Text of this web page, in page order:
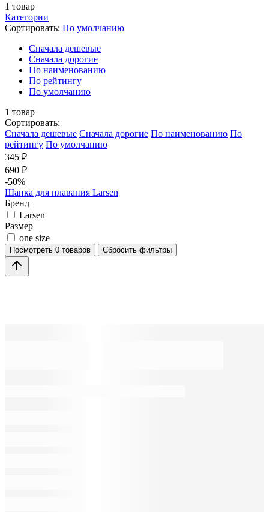
1 товар
Категории
Сортировать: По умолчанию
Cначала дешевые
Cначала дорогие
По наименованию
По рейтингу
По умолчанию
1 товар
Сортировать:
Cначала дешевые Cначала дорогие По наименованию По
рейтингу По умолчанию
345 ₽
690 ₽
-50%
Шапка для плавания Larsen
Бренд
Larsen
Размер
one size
Посмотреть 0 товаров Сбросить фильтры